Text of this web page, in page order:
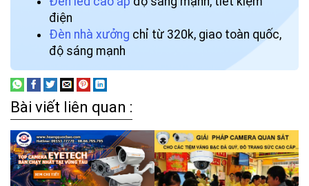
điện
Đèn nhà xưởng chỉ từ 320k, giao toàn quốc,
độ sáng mạnh
Bài viết liên quan :